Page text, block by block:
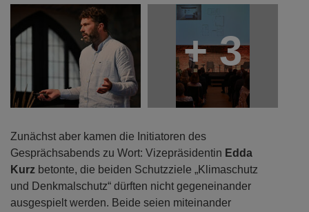
+ 3
Zunächst aber kamen die Initiatoren des
Gesprächsabends zu Wort: Vizepräsidentin Edda
Kurz betonte, die beiden Schutzziele „Klimaschutz
und Denkmalschutz“ dürften nicht gegeneinander
ausgespielt werden. Beide seien miteinander